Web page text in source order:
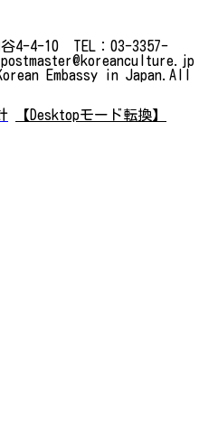
4-4-10 TEL：03-3357-
Embassy in Japan.All
【Desktopモード転換】